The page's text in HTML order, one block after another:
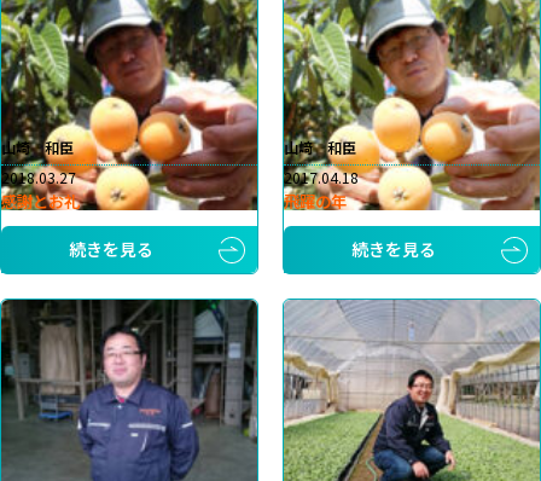
山崎 和臣
2018.03.27
感謝とお礼
続きを見る
山﨑 和臣
2017.04.18
飛躍の年
続きを見る